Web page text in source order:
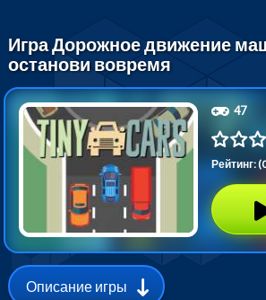
Игра Дорожное движение
останови вовремя
47
Рейтинг:
Описание игры